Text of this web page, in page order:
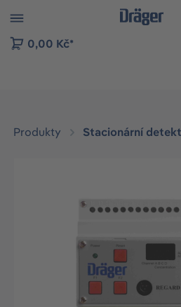
to B2B platform navigation
0,00 Kč*
Produkty Stacionární